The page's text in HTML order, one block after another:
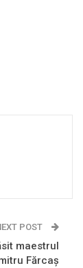
POST
maestrul
Fărcaş